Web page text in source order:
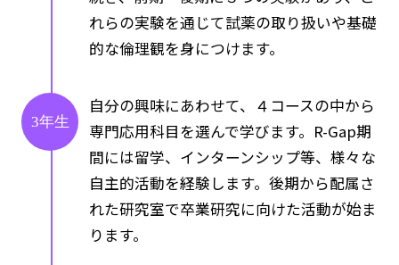
れらの実験を通じて試薬の取り扱いや基礎
的な倫理観を身につけます。
3年生
自分の興味にあわせて、４コースの中から
専門応用科目を選んで学びます。R-Gap期
間には留学、インターンシップ等、様々な
自主的活動を経験します。後期から配属さ
れた研究室で卒業研究に向けた活動が始ま
ります。